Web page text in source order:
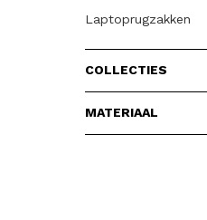
Laptoprugzakken
COLLECTIES
MATERIAAL